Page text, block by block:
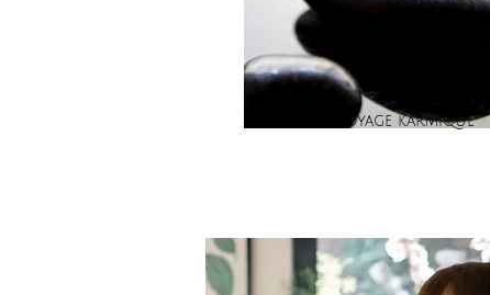
Nettoyage karmique